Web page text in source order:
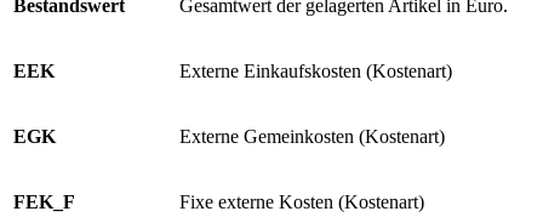
Bestandswert Gesamtwert der gelagerten Artikel in Euro.
EEK Externe Einkaufskosten (Kostenart)
EGK Externe Gemeinkosten (Kostenart)
FEK_F Fixe externe Kosten (Kostenart)